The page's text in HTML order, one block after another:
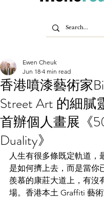
香港噴漆藝術家
Street Art 的細膩
首辦個人畫展《
Duality》
Ewen Cheuk
Jun 18 4 min read
人生有很多條既定軌道，
是如何擠上去，而是當你
羨慕的康莊大道上，有沒
場。香港本土 Graffiti 藝